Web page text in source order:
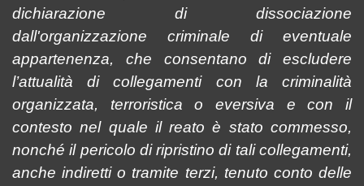
dichiarazione di dissociazione
dall'organizzazione criminale di eventuale
appartenenza, che consentano di escludere
l’attualità di collegamenti con la criminalità
organizzata, terroristica o eversiva e con il
contesto nel quale il reato è stato commesso,
nonché il pericolo di ripristino di tali collegamenti,
anche indiretti o tramite terzi, tenuto conto delle